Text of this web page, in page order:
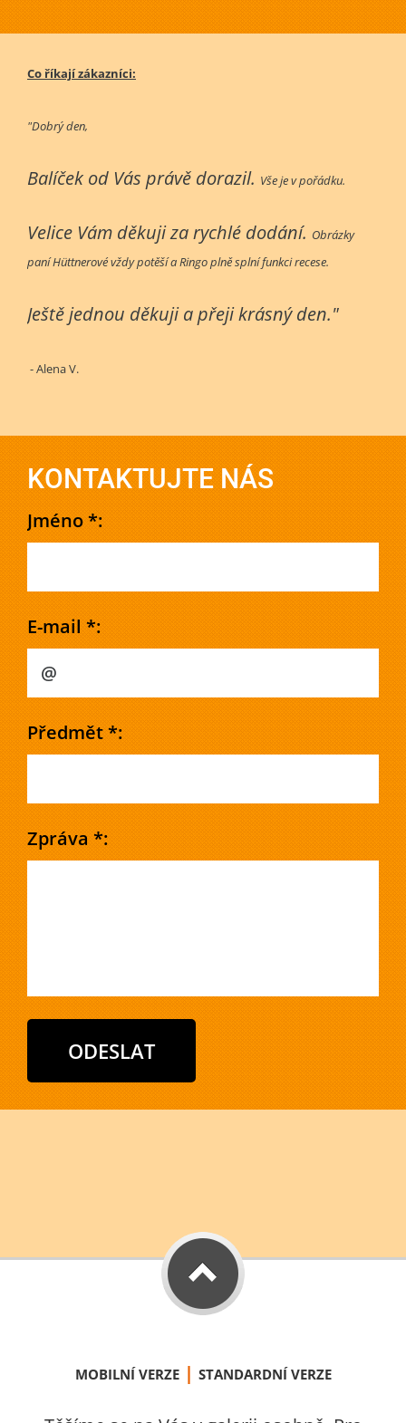
Co říkají zákazníci:
"Dobrý den,
Balíček od Vás právě dorazil. Vše je v pořádku.
Velice Vám děkuji za rychlé dodání. Obrázky
paní Hüttnerové vždy potěší a Ringo plně splní funkci recese.
Ještě jednou děkuji a přeji krásný den."
- Alena V.
KONTAKTUJTE NÁS
Jméno *:
E-mail *:
Předmět *:
Zpráva *:
MOBILNÍ VERZE | STANDARDNÍ VERZE